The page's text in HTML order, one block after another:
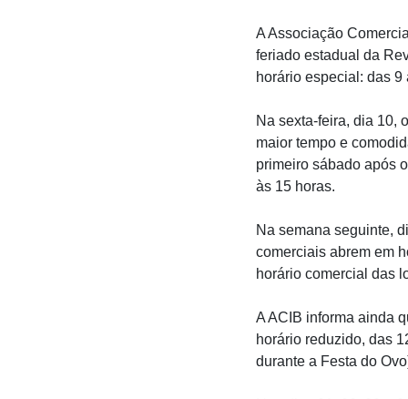
A Associação
feriado estadual da
horário especial: das
Na sexta-feira, dia 10,
maior tempo e
primeiro sábado após
às 15 horas.
Na semana seguinte,
comerciais abrem em
horário comercial das
A ACIB informa ainda
horário reduzido, das
durante a Festa do